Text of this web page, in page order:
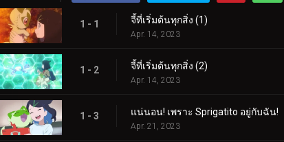
1 - 1 จี้ที่เริ่มต้นทุกสิ่ง (1)
Apr. 14, 2023
1 - 2 จี้ที่เริ่มต้นทุกสิ่ง (2)
Apr. 14, 2023
1 - 3 แน่นอน! เพราะ Sprigatito อยู่กับฉัน!
Apr. 21, 2023